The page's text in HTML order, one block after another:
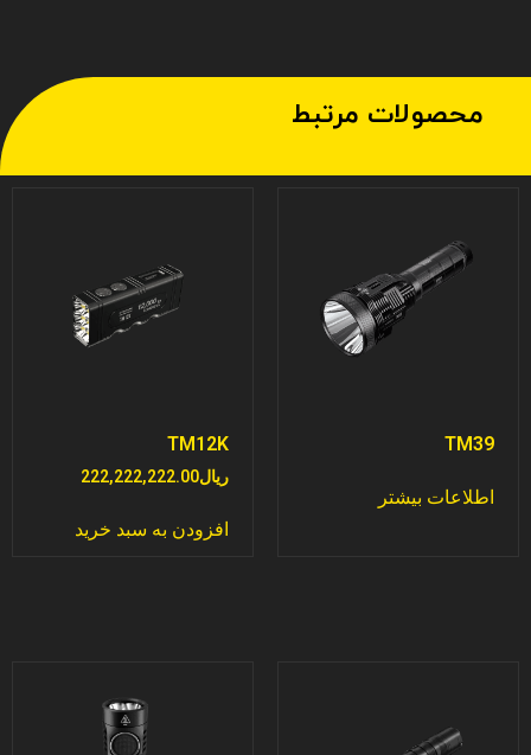
محصولات مرتبط
TM39
اطلاعات بیشتر
TM12K
ریال222,222,222.00
افزودن به سبد خرید